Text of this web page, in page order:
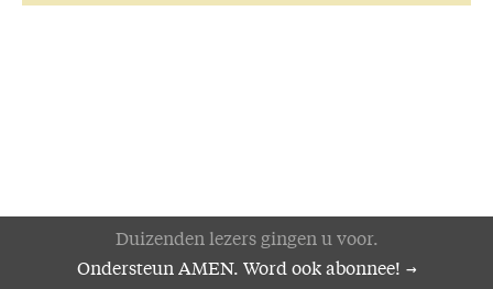
Duizenden lezers gingen u voor.
Ondersteun AMEN. Word ook abonnee!